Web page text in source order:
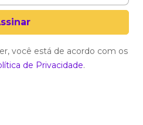
você está de acordo com os
de Privacidade.